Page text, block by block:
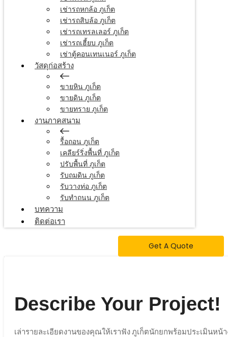
เช่ารถหกล้อ ภูเก็ต
เช่ารถสิบล้อ ภูเก็ต
เช่ารถเทรลเลอร์ ภูเก็ต
เช่ารถเฮี้ยบ ภูเก็ต
เช่าตู้คอนเทนเนอร์ ภูเก็ต
วัสดุก่อสร้าง
ขายหิน ภูเก็ต
ขายดิน ภูเก็ต
ขายทราย ภูเก็ต
งานภาคสนาม
รื้อถอน ภูเก็ต
เคลียร์ริ่งพื้นที่ ภูเก็ต
ปรับพื้นที่ ภูเก็ต
รับถมดิน ภูเก็ต
รับวางท่อ ภูเก็ต
รับทำถนน ภูเก็ต
บทความ
ติดต่อเรา
Get A Quote
Describe Your Project!
เล่ารายละเอียดงานของคุณให้เราฟัง ภูเก็ตนักยกพร้อมประเมินหน้